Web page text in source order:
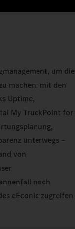
um die
machen: mit den
Uptime,
My TruckPoint for
unterwegs –
von
noch
eEconic zugreifen